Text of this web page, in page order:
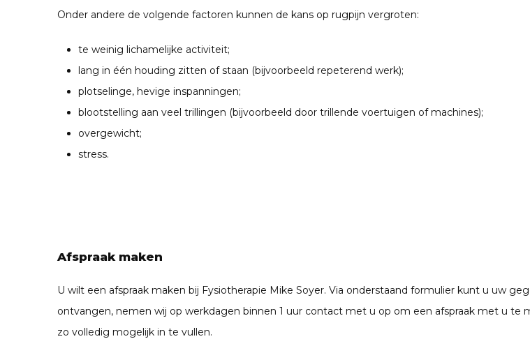
Onder andere de volgende factoren kunnen de kans op rugpijn vergroten:
te weinig lichamelijke activiteit;
lang in één houding zitten of staan (bijvoorbeeld repeterend werk);
plotselinge, hevige inspanningen;
blootstelling aan veel trillingen (bijvoorbeeld door trillende voertuigen of machines);
overgewicht;
stress.
Afspraak maken
U wilt een afspraak maken bij Fysiotherapie Mike Soyer. Via onderstaand formulier kunt u uw
ontvangen, nemen wij op werkdagen binnen 1 uur contact met u op om een afspraak met u te
zo volledig mogelijk in te vullen.